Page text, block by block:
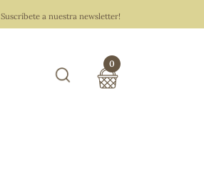
Suscríbete a nuestra newsletter!
0